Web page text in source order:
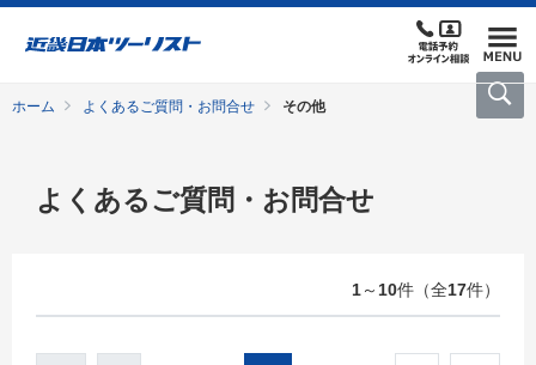
ホーム よくあるご質問・お問合せ その他
よくあるご質問・お問合せ
1～ 10件（全17件）